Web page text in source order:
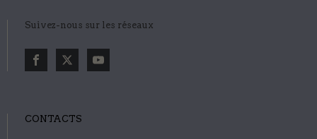
Suivez-nous sur les réseaux
CONTACTS